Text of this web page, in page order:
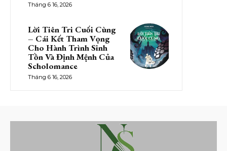
Tháng 6 16, 2026
Lời Tiên Tri Cuối Cùng
– Cái Kết Tham Vọng
Cho Hành Trình Sinh
Tồn Và Định Mệnh Của
Scholomance
Tháng 6 16, 2026